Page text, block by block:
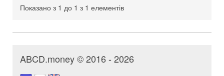
Показано з 1 до 1 з 1 елементів
ABCD.money © 2016 - 2026